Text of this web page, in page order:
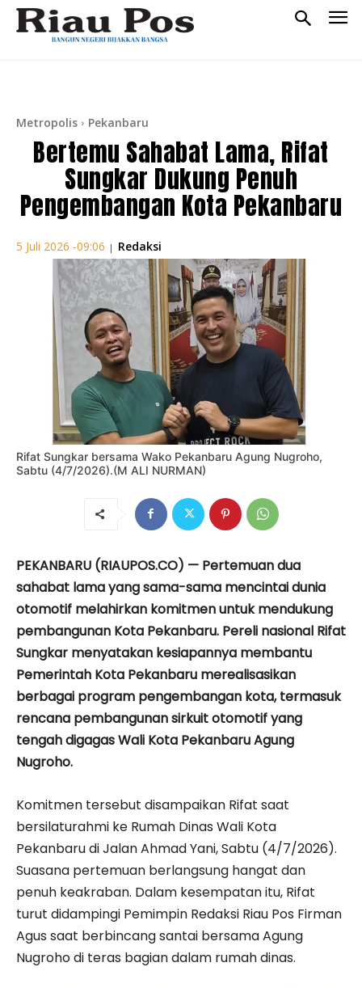
Metropolis Pekanbaru
Bertemu Sahabat Lama, Rifat
Sungkar Dukung Penuh
Pengembangan Kota Pekanbaru
5 Juli 2026 -09:06 | Redaksi
Rifat Sungkar bersama Wako Pekanbaru Agung Nugroho,
Sabtu (4/7/2026).(M ALI NURMAN)
PEKANBARU (RIAUPOS.CO) — Pertemuan dua
sahabat lama yang sama-sama mencintai dunia
otomotif melahirkan komitmen untuk mendukung
pembangunan Kota Pekanbaru. Pereli nasional Rifat
Sungkar menyatakan kesiapannya membantu
Pemerintah Kota Pekanbaru merealisasikan
berbagai program pengembangan kota, termasuk
rencana pembangunan sirkuit otomotif yang
tengah digagas Wali Kota Pekanbaru Agung
Nugroho.
Komitmen tersebut disampaikan Rifat saat
bersilaturahmi ke Rumah Dinas Wali Kota
Pekanbaru di Jalan Ahmad Yani, Sabtu (4/7/2026).
Suasana pertemuan berlangsung hangat dan
penuh keakraban. Dalam kesempatan itu, Rifat
turut didampingi Pemimpin Redaksi Riau Pos Firman
Agus saat berbincang santai bersama Agung
Nugroho di teras bagian dalam rumah dinas.